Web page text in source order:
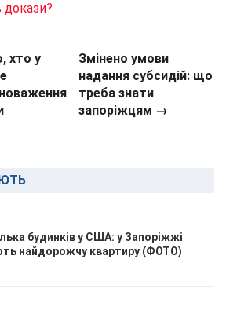
хто у
Змінено умови
надання субсидій: що
треба знати
запоріжцям →
будинків у США: у Запоріжжі
найдорожчу квартиру (ФОТО)